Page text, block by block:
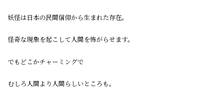
妖怪は日本の民間信仰から生まれた存在。
怪奇な現象を起こして人間を怖がらせます。
でもどこかチャーミングで
むしろ人間より人間らしいところも。